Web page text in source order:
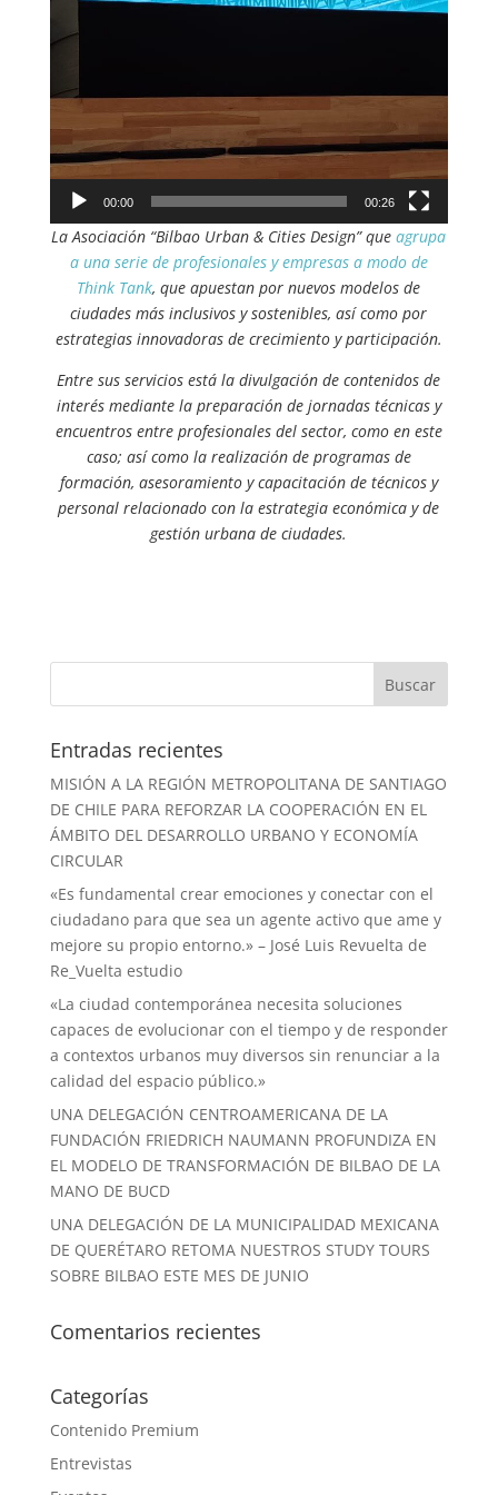
00:00 00:26
La Asociación “Bilbao Urban & Cities Design” queagrupa
a una serie de profesionales y empresas a modo de
Think Tank, que apuestan por nuevos modelos de
ciudades más inclusivos y sostenibles, así como por
estrategias innovadoras de crecimiento y participación.
Entre sus servicios está la divulgación de contenidos de
interés mediante la preparación de jornadas técnicas y
encuentros entre profesionales del sector, como en este
caso; así como la realización de programas de
formación, asesoramiento y capacitación de técnicos y
personal relacionado con la estrategia económica y de
gestión urbana de ciudades.
Entradas recientes
MISIÓN A LA REGIÓN METROPOLITANA DE SANTIAGO
DE CHILE PARA REFORZAR LA COOPERACIÓN EN EL
ÁMBITO DEL DESARROLLO URBANO Y ECONOMÍA
CIRCULAR
«Es fundamental crear emociones y conectar con el
ciudadano para que sea un agente activo que ame y
mejore su propio entorno.» – José Luis Revuelta de
Re_Vuelta estudio
«La ciudad contemporánea necesita soluciones
capaces de evolucionar con el tiempo y de responder
a contextos urbanos muy diversos sin renunciar a la
calidad del espacio público.»
UNA DELEGACIÓN CENTROAMERICANA DE LA
FUNDACIÓN FRIEDRICH NAUMANN PROFUNDIZA EN
EL MODELO DE TRANSFORMACIÓN DE BILBAO DE LA
MANO DE BUCD
UNA DELEGACIÓN DE LA MUNICIPALIDAD MEXICANA
DE QUERÉTARO RETOMA NUESTROS STUDY TOURS
SOBRE BILBAO ESTE MES DE JUNIO
Comentarios recientes
Categorías
Contenido Premium
Entrevistas